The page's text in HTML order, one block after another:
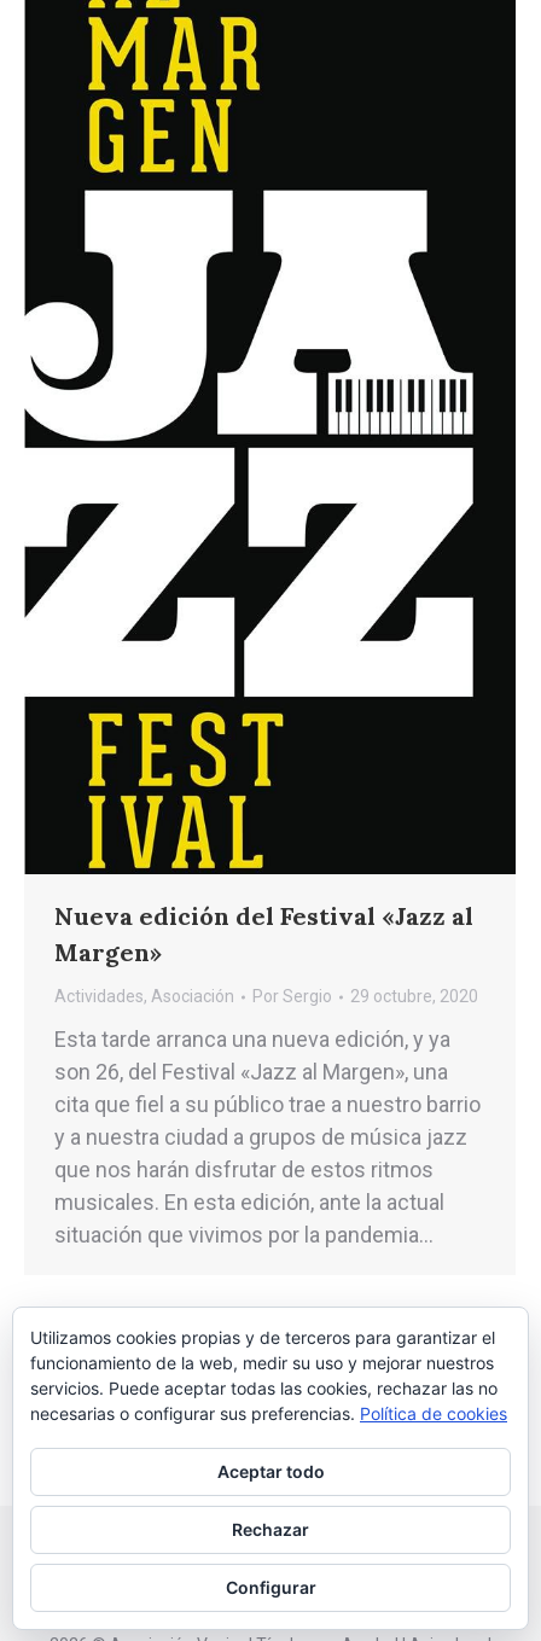
Nueva edición del Festival «Jazz al
Margen»
Actividades, Asociación PorSergio 29 octubre, 2020
Esta tarde arranca una nueva edición, y ya
son 26, del Festival «Jazz al Margen», una
cita que fiel a su público trae a nuestro barrio
y a nuestra ciudad a grupos de música jazz
que nos harán disfrutar de estos ritmos
musicales. En esta edición, ante la actual
situación que vivimos por la pandemia…
← 1 … 23 24 25 26
27
→
Utilizamos cookies propias y de terceros para garantizar el
funcionamiento de la web, medir su uso y mejorar nuestros
servicios. Puede aceptar todas las cookies, rechazar las no
necesarias o configurar sus preferencias. Política de cookies
Aceptar todo
Rechazar
Configurar